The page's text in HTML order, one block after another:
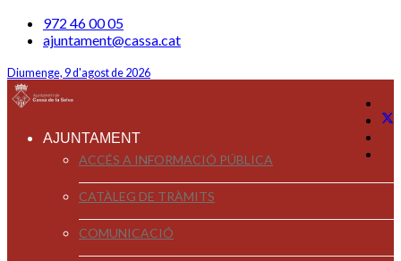
972 46 00 05
ajuntament@cassa.cat
Diumenge, 9 d'agost de 2026
AJUNTAMENT
ACCÉS A INFORMACIÓ PÚBLICA
CATÀLEG DE TRÀMITS
COMUNICACIÓ